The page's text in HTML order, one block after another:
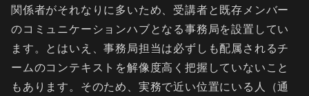
関係者がそれなりに多いため、受講者と既存メンバー
のコミュニケーションハブとなる事務局を設置してい
ます。とはいえ、事務局担当は必ずしも配属されるチ
ームのコンテキストを解像度高く把握していないこと
もあります。そのため、実務で近い位置にいる人（通